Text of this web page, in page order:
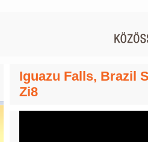
Iguazu Falls, Brazil
Zi8